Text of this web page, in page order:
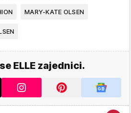
MARY-KATE OLSEN
ELLE zajednici.